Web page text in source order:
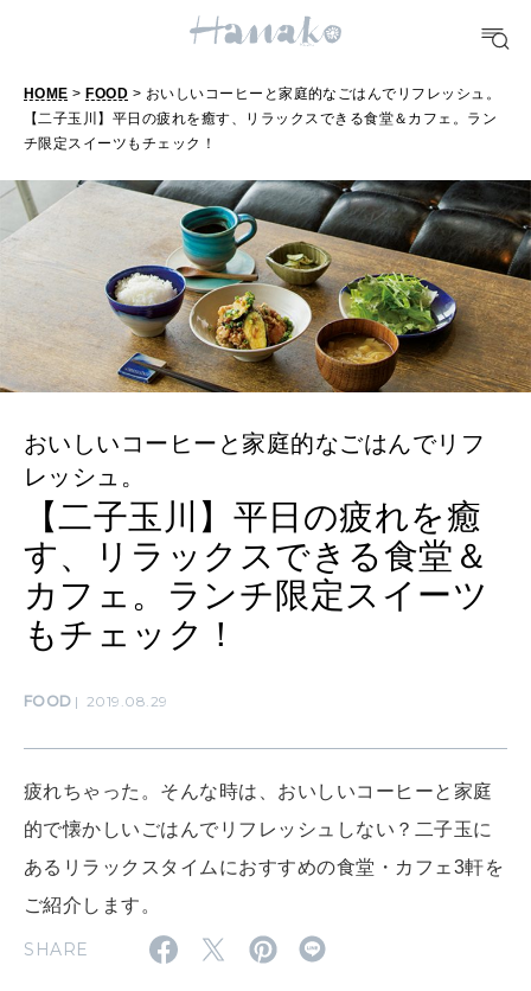
TRAVEL
明日のわたし
[12星座別] Weekly Holoscope
[12星座別] Monthly Love Holoscope
女神まり愛のタロットメッセージ
HEALTH
自分にやさしく
LEARN
MAMA
ママもいろいろ
SUSTAINABLE
CULTURE
WORK&MONEY
HOME > FOOD > おいしいコーヒーと家庭的なごはんでリフレッシュ。
【二子玉川】平日の疲れを癒す、リラックスできる食堂＆カフェ。ラン
チ限定スイーツもチェック！
おいしいコーヒーと家庭的なごはんでリフ
レッシュ。
【二子玉川】平日の疲れを癒
す、リラックスできる食堂＆
カフェ。ランチ限定スイーツ
もチェック！
FOOD 2019.08.29
疲れちゃった。そんな時は、おいしいコーヒーと家庭
的で懐かしいごはんでリフレッシュしない？二子玉に
あるリラックスタイムにおすすめの食堂・カフェ3軒を
ご紹介します。
SHARE